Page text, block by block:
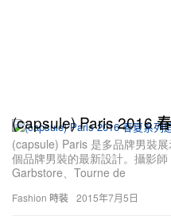
Fashion 時裝
(capsule) Paris 2016
(capsule) Paris 是多品牌男裝
個品牌男裝的最新設計。攝影
Garbstore、Tourne de
2015年7月5日